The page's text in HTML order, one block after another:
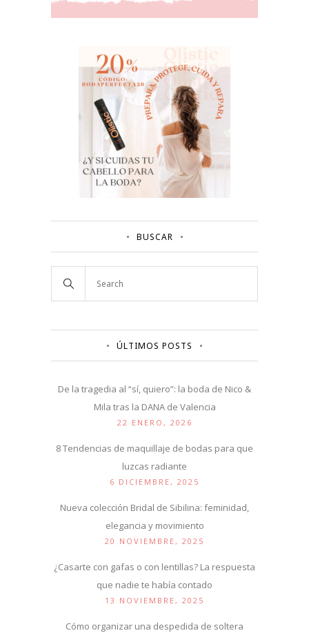
BUSCAR
ÚLTIMOS POSTS
De la tragedia al “sí, quiero”: la boda de Nico &
Mila tras la DANA de Valencia
22 ENERO, 2026
8 Tendencias de maquillaje de bodas para que
luzcas radiante
6 DICIEMBRE, 2025
Nueva colección Bridal de Sibilina: feminidad,
elegancia y movimiento
20 NOVIEMBRE, 2025
¿Casarte con gafas o con lentillas? La respuesta
que nadie te había contado
13 NOVIEMBRE, 2025
Cómo organizar una despedida de soltera